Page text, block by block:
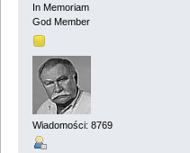
In Memoriam
God Member
Wiadomości: 8769